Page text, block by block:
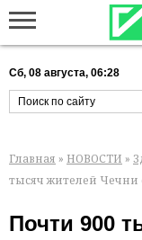
Сб, 08 августа, 06:28
Главная » НОВОСТИ »
тысяч жителей Чечни
Почти 900